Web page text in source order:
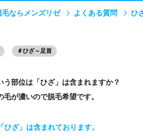
毛ならメンズリゼ よくある質問 ひ
＃ひざ～足首
う部位は「ひざ」は含まれますか？
毛が濃いので脱毛希望です。
ひざ」は含まれております。